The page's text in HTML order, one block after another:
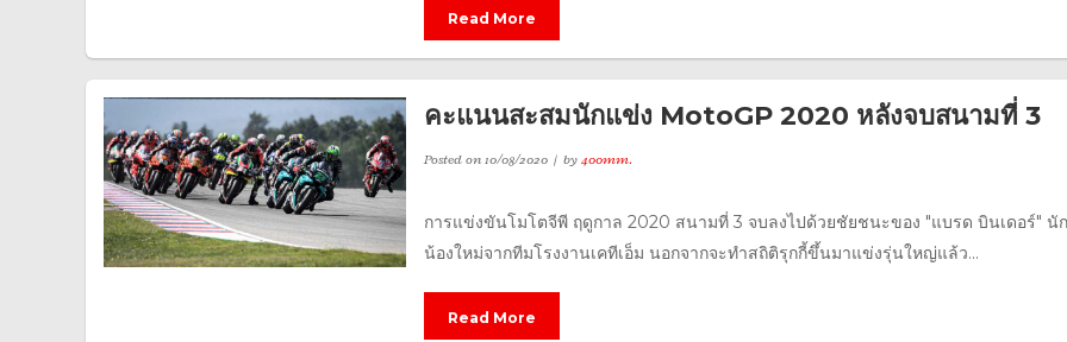
Read More
คะแนนสะสมนักแข่ง MotoGP 2020 หลังจบสนามที่ 3
Posted on10/08/2020 by400mm.
การแข่งขันโมโตจีพี ฤดูกาล 2020 สนามที่ 3 จบลงไปด้วยชัยชนะของ "แบรด บินเดอร์" นั
น้องใหม่จากทีมโรงงานเคทีเอ็ม นอกจากจะทำสถิติรุกกี้ขึ้นมาแข่งรุ่นใหญ่แล้ว...
Read More